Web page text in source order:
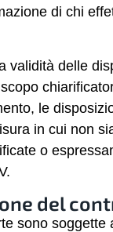
di chi
validità delle
le
in cui non
o
del
sono soggette